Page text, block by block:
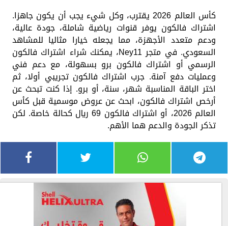
كأس العالم 2026 يقترب، وكل شيء يجب أن يكون جاهزا.
اشتراك فالكون يوفر قنوات رياضية شاملة، جودة عالية،
ودعم متعدد الأجهزة، مما يجعله خيارا مثاليا للمشاهد
السعودي. في متجر Ney11، يمكنك شراء اشتراك فالكون
الرسمي أو اشتراك فالكون برو بسهولة، مع دعم فني
وعمليات دفع آمنة. جرب اشتراك فالكون تجريبي أولا، ثم
اختر الباقة المناسبة شهر، سنة، أو برو. إذا كنت تبحث عن
أرخص اشتراك فالكون، ابحث عن عروض موسمية قبل كأس
العالم 2026، أو اشتراك فالكون 69 ريال كحالة خاصة. لكن
تذكر الجودة والدعم هما الأهم.